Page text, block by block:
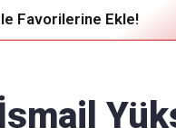
Favorilerine Ekle!